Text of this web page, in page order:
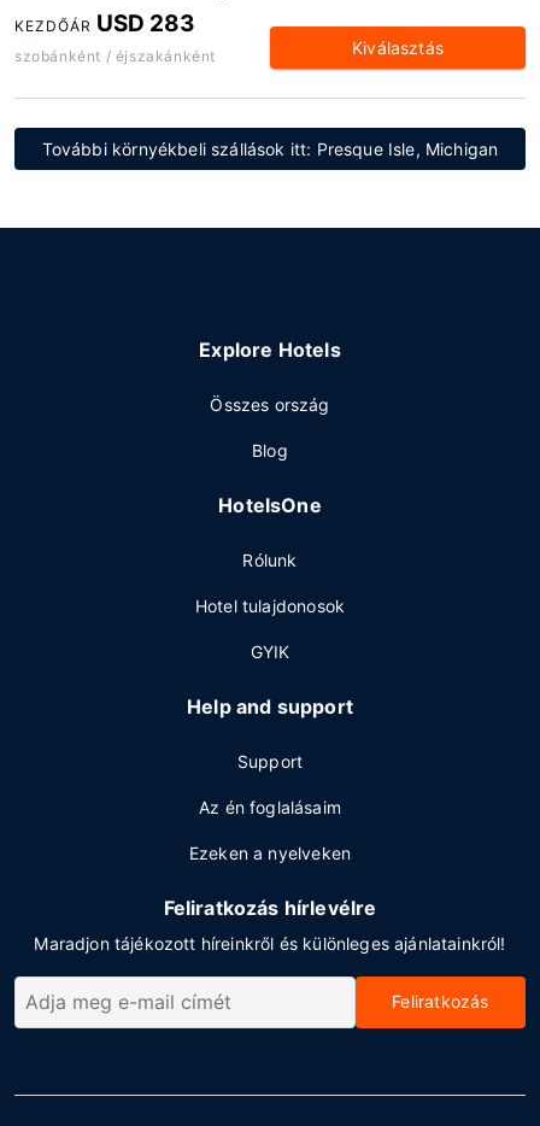
KEZDŐÁR USD 283
szobánként / éjszakánként Kiválasztás
További környékbeli szállások itt: Presque Isle, Michigan
Explore Hotels
Összes ország
Blog
HotelsOne
Rólunk
Hotel tulajdonosok
GYIK
Help and support
Support
Az én foglalásaim
Ezeken a nyelveken
Feliratkozás hírlevélre
Maradjon tájékozott híreinkről és különleges ajánlatainkról!
Feliratkozás